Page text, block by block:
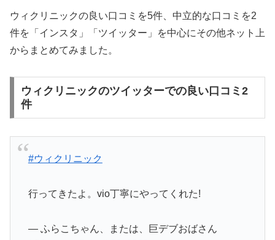
ウィクリニックの良い口コミを5件、中立的な口コミを2
件を「インスタ」「ツイッター」を中心にその他ネット上
からまとめてみました。
ウィクリニックのツイッターでの良い口コミ2
件
#ウィクリニック
行ってきたよ。vio丁寧にやってくれた!
— ふらこちゃん、または、巨デブおばさん